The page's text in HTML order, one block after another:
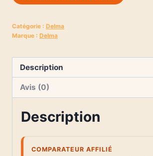
Catégorie : Delma
Marque : Delma
Description
Avis (0)
Description
COMPARATEUR AFFILIÉ